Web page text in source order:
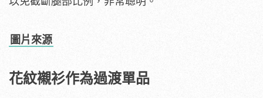
圖片來源
花紋襯衫作為過渡單品